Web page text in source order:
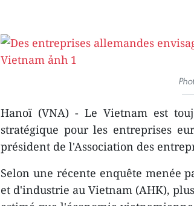
Hanoï (VNA) - Le Vietnam est
stratégique pour les entreprises
président de l'Association des
Selon une récente enquête menée
et d'industrie au Vietnam (AHK),